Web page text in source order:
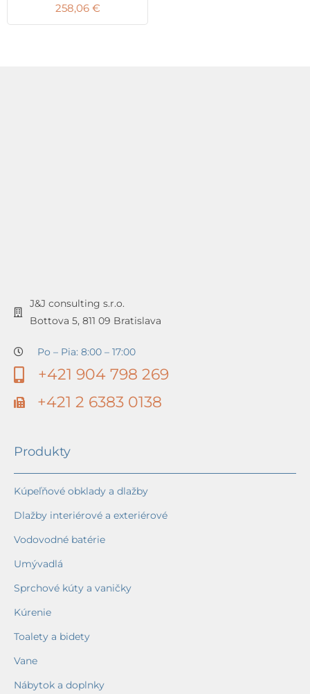
258,06 €
J&J consulting s.r.o.
Bottova 5, 811 09 Bratislava
Po – Pia: 8:00 – 17:00
+421 904 798 269
+421 2 6383 0138
Produkty
Kúpeľňové obklady a dlažby
Dlažby interiérové a exteriérové
Vodovodné batérie
Umývadlá
Sprchové kúty a vaničky
Kúrenie
Toalety a bidety
Vane
Nábytok a doplnky